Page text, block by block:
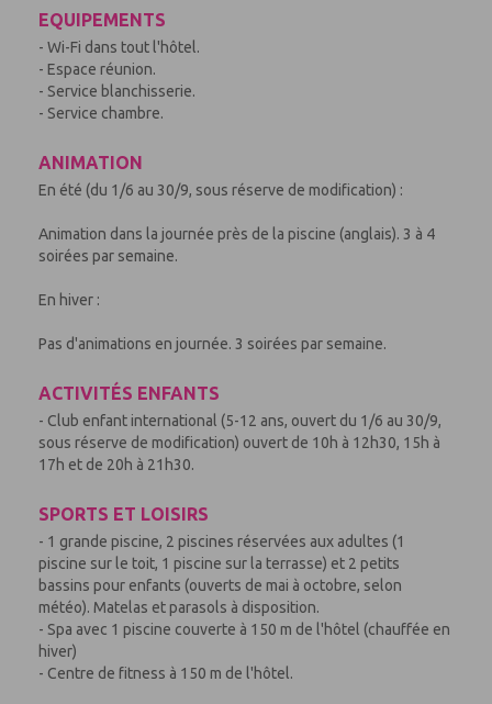
EQUIPEMENTS
- Wi-Fi dans tout l'hôtel.
- Espace réunion.
- Service blanchisserie.
- Service chambre.
ANIMATION
En été (du 1/6 au 30/9, sous réserve de modification) :
Animation dans la journée près de la piscine (anglais). 3 à 4
soirées par semaine.
En hiver :
Pas d'animations en journée. 3 soirées par semaine.
ACTIVITÉS ENFANTS
- Club enfant international (5-12 ans, ouvert du 1/6 au 30/9,
sous réserve de modification) ouvert de 10h à 12h30, 15h à
17h et de 20h à 21h30.
SPORTS ET LOISIRS
- 1 grande piscine, 2 piscines réservées aux adultes (1
piscine sur le toit, 1 piscine sur la terrasse) et 2 petits
bassins pour enfants (ouverts de mai à octobre, selon
météo). Matelas et parasols à disposition.
- Spa avec 1 piscine couverte à 150 m de l'hôtel (chauffée en
hiver)
- Centre de fitness à 150 m de l'hôtel.